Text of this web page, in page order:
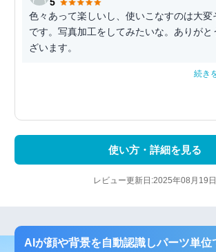
色々あって楽しいし、使いこなすのは大変
です。写真加工をしてみたいな。ありがと
ざいます。
続き
使い方・詳細を見る
レビュー更新日:2025年08月19日
AIが顔や背景を自動認識しパーツ単位